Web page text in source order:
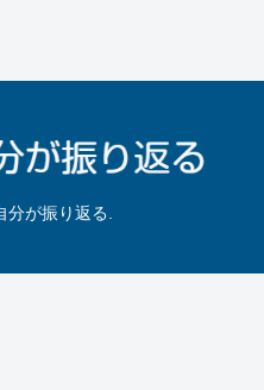
が振り返る.